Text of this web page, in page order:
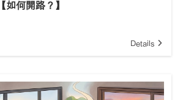
【如何開路？】
Details